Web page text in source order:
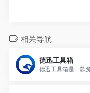
相关导航
德迅工具箱